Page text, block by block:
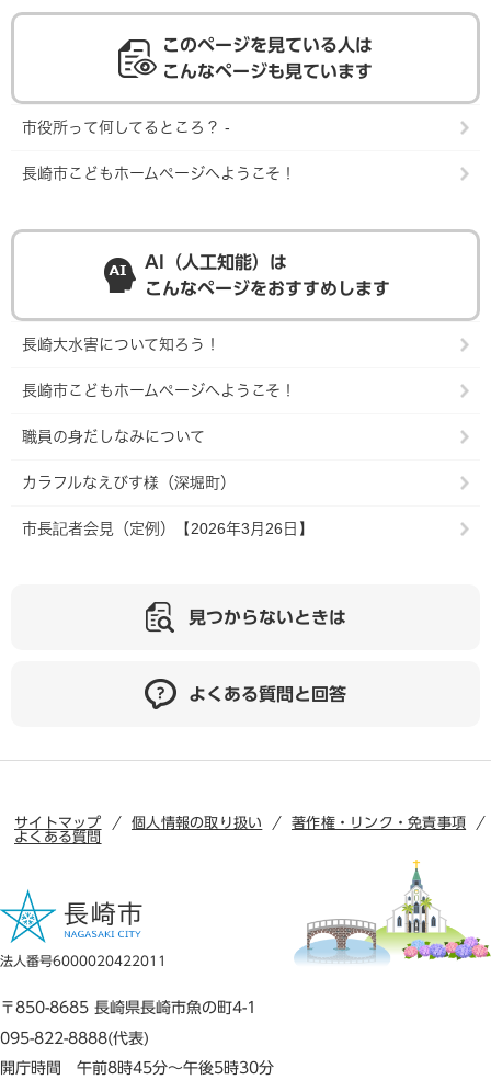
このページを見ている人は
こんなページも見ています
市役所って何してるところ？ -
長崎市こどもホームページへようこそ！
AI（人工知能）は
こんなページをおすすめします
長崎大水害について知ろう！
長崎市こどもホームページへようこそ！
職員の身だしなみについて
カラフルなえびす様（深堀町）
市長記者会見（定例）【2026年3月26日】
見つからないときは
よくある質問と回答
サイトマップ 個人情報の取り扱い
著作権・リンク・免責事項
よくある質問
法人番号6000020422011
〒850-8685 長崎県長崎市魚の町4-1
095-822-8888(代表)
開庁時間 午前8時45分～午後5時30分